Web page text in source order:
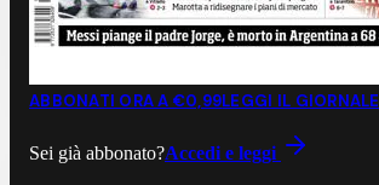
ABBONATI ORA A €0,99LEGGI IL GIORNALE
Sei già abbonato?Accedi e leggi